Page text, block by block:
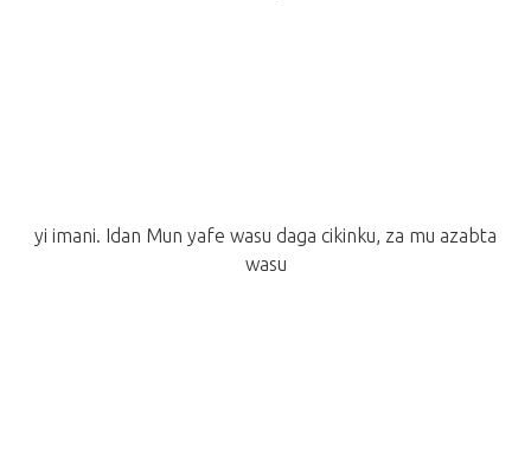
yi imani. Idan Mun yafe wasu daga cikinku, za mu azabta
wasu